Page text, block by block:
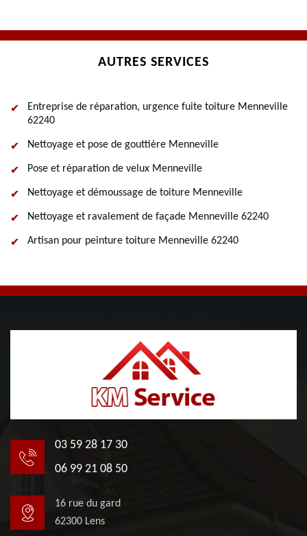
AUTRES SERVICES
Entreprise de réparation, urgence fuite toiture Menneville
62240
Nettoyage et pose de gouttière Menneville
Pose et réparation de velux Menneville
Nettoyage et démoussage de toiture Menneville
Nettoyage et ravalement de façade Menneville 62240
Artisan pour peinture toiture Menneville 62240
03 59 28 17 30
06 99 21 08 50
16 rue du gard
62300 Lens